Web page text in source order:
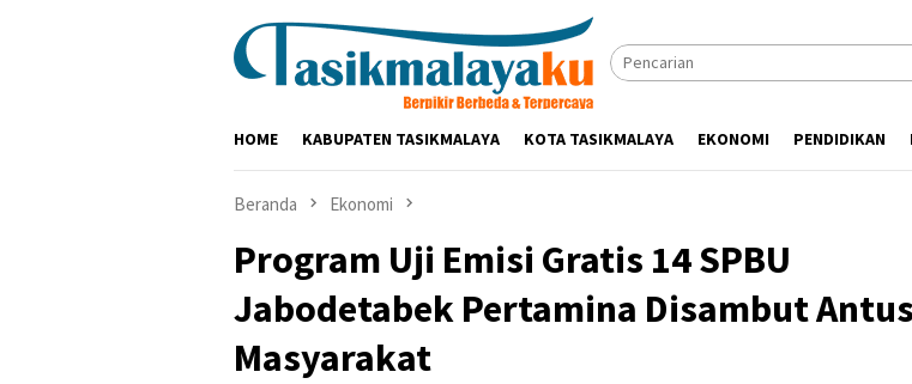
HOME KABUPATEN TASIKMALAYA KOTA TASIKMALAYA EKONOMI PENDIDIKAN
Beranda Ekonomi
Program Uji Emisi Gratis 14 SPBU
Jabodetabek Pertamina Disambut
Masyarakat